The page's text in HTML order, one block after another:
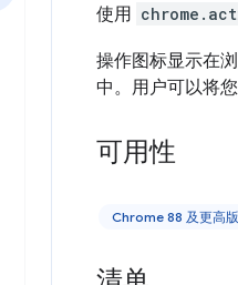
使用
操作图标显示在
中。用户可以将
可用性
Chrome 88 及更高